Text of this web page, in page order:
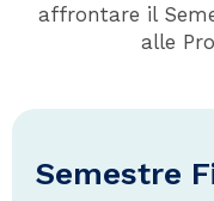
affrontare il
alle
Semestre